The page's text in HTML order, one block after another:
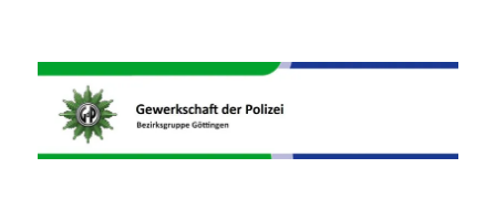
Informationen der GdP
Bezirksgruppe Göttingen